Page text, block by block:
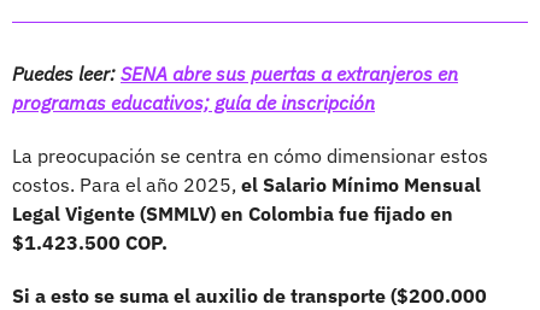
Puedes leer: SENA abre sus puertas a extranjeros en
programas educativos; guía de inscripción
La preocupación se centra en cómo dimensionar estos
costos. Para el año 2025, el Salario Mínimo Mensual
Legal Vigente (SMMLV) en Colombia fue fijado en
$1.423.500 COP.
Si a esto se suma el auxilio de transporte ($200.000